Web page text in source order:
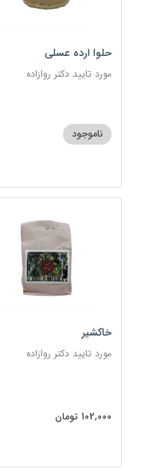
حلوا ارده عسلی
مورد تایید دکتر روازاده
ناموجود
خاکشیر
مورد تایید دکتر روازاده
102,000 تومان